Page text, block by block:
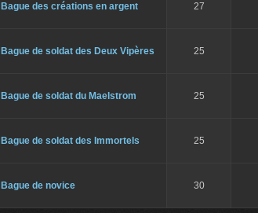
Bague des créations en argent 27
Bague de soldat des Deux Vipères 25
Bague de soldat du Maelstrom 25
Bague de soldat des Immortels 25
Bague de novice 30